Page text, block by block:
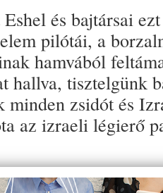
és bajtársai
pilótái, a
hamvából
hallva, tisztelgünk
minden zsidót és
az izraeli légierő